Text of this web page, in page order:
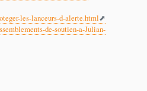
les-lanceurs-d-alerte.html
de-soutien-a-Julian-